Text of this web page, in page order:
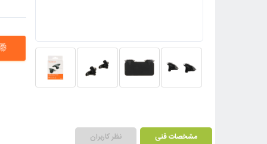
مشخصات فنی نظر کاربران